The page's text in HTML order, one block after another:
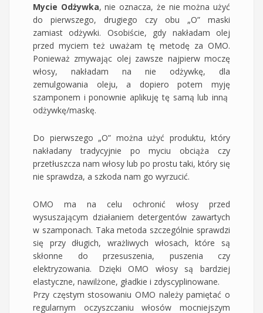
Mycie Odżywka, nie oznacza, że nie można użyć
do pierwszego, drugiego czy obu „O” maski
zamiast odżywki. Osobiście, gdy nakładam olej
przed myciem też uważam tę metodę za OMO.
Ponieważ zmywając olej zawsze najpierw moczę
włosy, nakładam na nie odżywkę, dla
zemulgowania oleju, a dopiero potem myję
szamponem i ponownie aplikuję tę samą lub inną
odżywkę/maskę.
Do pierwszego „O” można użyć produktu, który
nakładany tradycyjnie po myciu obciąża czy
przetłuszcza nam włosy lub po prostu taki, który się
nie sprawdza, a szkoda nam go wyrzucić.
OMO ma na celu ochronić włosy przed
wysuszającym działaniem detergentów zawartych
w szamponach. Taka metoda szczególnie sprawdzi
się przy długich, wrażliwych włosach, które są
skłonne do przesuszenia, puszenia czy
elektryzowania. Dzięki OMO włosy są bardziej
elastyczne, nawilżone, gładkie i zdyscyplinowane.
Przy częstym stosowaniu OMO należy pamiętać o
regularnym oczyszczaniu włosów mocniejszym